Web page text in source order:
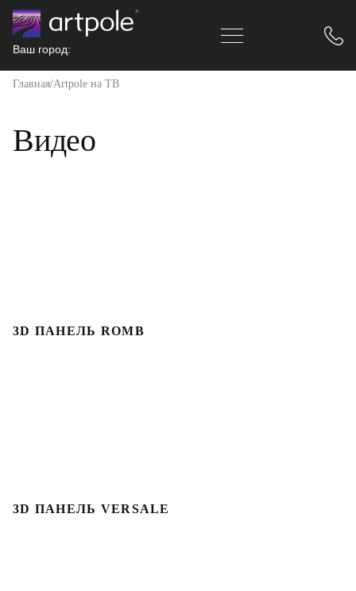
Ваш город:
Главная Artpole на ТВ
Видео
3D ПАНЕЛЬ ROMB
3D ПАНЕЛЬ VERSALE